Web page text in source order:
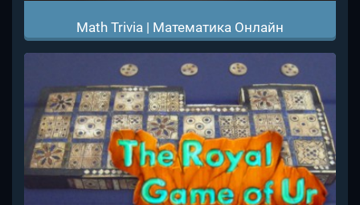
Math Trivia | Математика Онлайн